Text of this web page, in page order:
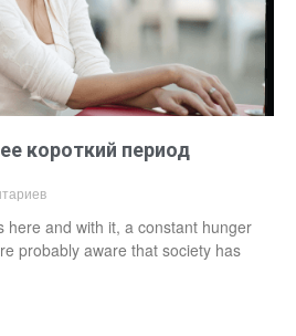
короткий период
here and with it, a constant hunger
probably aware that society has